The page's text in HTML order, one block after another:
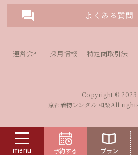
menu 予約する プラン
よくある質問
運営会社 採用情報 特定商取引法
Copyright © 2023
京都着物レンタル 和楽All